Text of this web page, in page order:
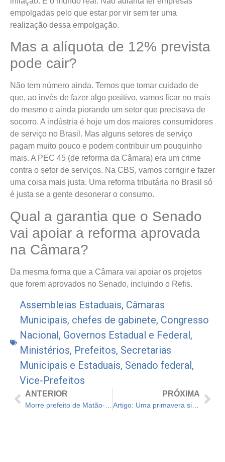
empolgadas pelo que estar por vir sem ter uma
realização dessa empolgação.
Mas a alíquota de 12% prevista
pode cair?
Não tem número ainda. Temos que tomar cuidado de
que, ao invés de fazer algo positivo, vamos ficar no mais
do mesmo e ainda piorando um setor que precisava de
socorro. A indústria é hoje um dos maiores consumidores
de serviço no Brasil. Mas alguns setores de serviço
pagam muito pouco e podem contribuir um pouquinho
mais. A PEC 45 (de reforma da Câmara) era um crime
contra o setor de serviços. Na CBS, vamos corrigir e fazer
uma coisa mais justa. Uma reforma tributária no Brasil só
é justa se a gente desonerar o consumo.
Qual a garantia que o Senado
vai apoiar a reforma aprovada
na Câmara?
Da mesma forma que a Câmara vai apoiar os projetos
que forem aprovados no Senado, incluindo o Refis.
Assembleias Estaduais, Câmaras
Municipais, chefes de gabinete, Congresso
Nacional, Governos Estadual e Federal,
Ministérios, Prefeitos, Secretarias
Municipais e Estaduais, Senado federal,
Vice-Prefeitos
ANTERIOR PRÓXIMA
Artigo: Uma primavera silenciosa para o Brasil